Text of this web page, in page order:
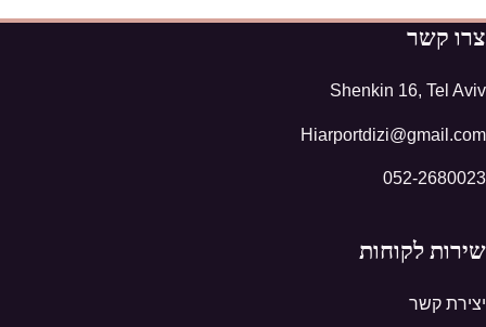
צרו קשר
Shenkin 16, Tel Aviv
Hiarportdizi@gmail.com
052-2680023
שירות לקוחות
יצירת קשר